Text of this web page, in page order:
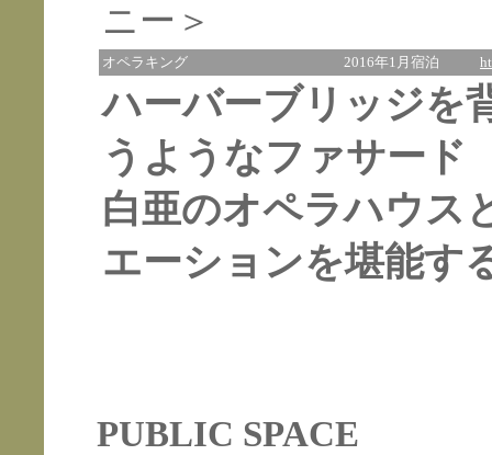
ニー＞
オペラキング 2016年1月宿泊
ハーバーブリッジを
うようなファサード
白亜のオペラハウス
エーションを堪能す
PUBLIC SPACE